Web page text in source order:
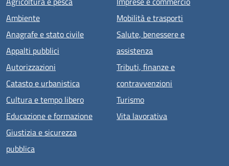
Ambiente
Anagrafe e stato civile
Appalti pubblici
Autorizzazioni
Catasto e urbanistica
Cultura e tempo libero
Educazione e formazione
Giustizia e sicurezza
pubblica
Mobilità e trasporti
Salute, benessere e
assistenza
Tributi, finanze e
contravvenzioni
Turismo
Vita lavorativa